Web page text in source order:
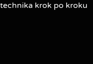
krok po kroku